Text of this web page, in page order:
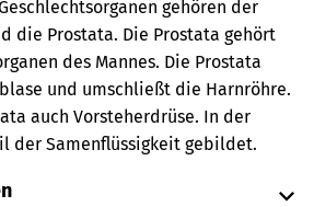
gehören der
die Prostata. Die Prostata gehört
des Mannes. Die Prostata
und umschließt die Harnröhre.
auch Vorsteherdrüse. In der
der Samenflüssigkeit gebildet.